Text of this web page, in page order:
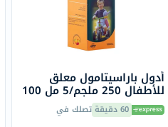
أدول باراسيتامول معلق
للأطفال 250 ملجم/5 مل 100
مل 60 دقيقة تصلك في